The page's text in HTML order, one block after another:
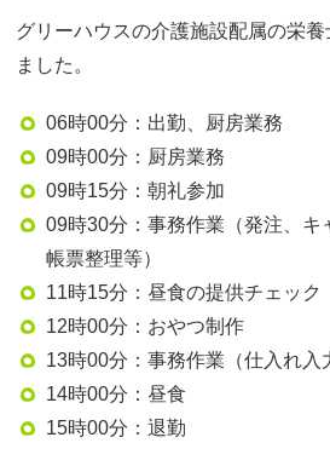
グリーハウスの介護施設配属の栄
ました。
06時00分：出勤、厨房業務
09時00分：厨房業務
09時15分：朝礼参加
09時30分：事務作業（発注、キ
帳票整理等）
11時15分：昼食の提供チェック
12時00分：おやつ制作
13時00分：事務作業（仕入れ入
14時00分：昼食
15時00分：退勤